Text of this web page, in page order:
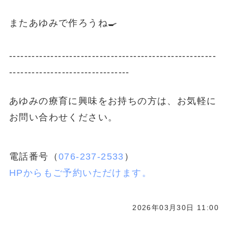
またあゆみで作ろうね🍳
-------------------------------------------------------
--------------------------------
あゆみの療育に興味をお持ちの方は、お気軽に
お問い合わせください。
電話番号（ 076-237-2533 ）
HPからもご予約いただけます。
2026年03月30日 11:00